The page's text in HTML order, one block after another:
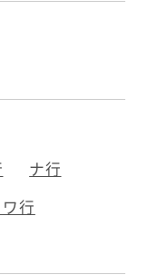
ナ行
行